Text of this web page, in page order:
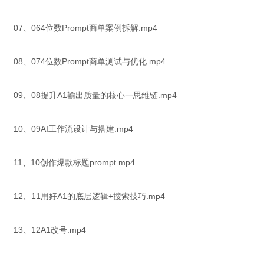
07、064位数Prompt商单案例拆解.mp4
08、074位数Prompt商单测试与优化.mp4
09、08提升A1输出质量的核心一思维链.mp4
10、09AI工作流设计与搭建.mp4
11、10创作爆款标题prompt.mp4
12、11用好A1的底层逻辑+搜索技巧.mp4
13、12A1改号.mp4